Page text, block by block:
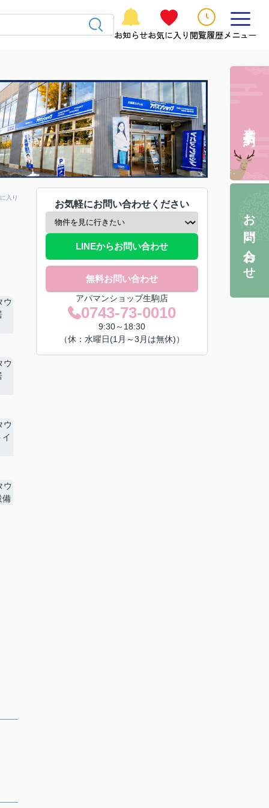
お知らせお気に入り 閲覧履歴メニュー
入り
お気軽にお問い合わせください
LINEからお問い合わせ
無料お問い合わせ
アパマンショップ生駒店
0743-73-0010
9:30～18:30
（休：水曜日(1月～3月は無休)）
お問い合わせ